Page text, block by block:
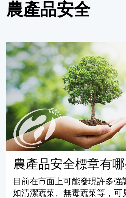
農產品安全
農產品安全標章有哪些
農產品安全標章有
目前在市面上可能發現許多強
如清潔蔬菜、無毒蔬菜等，可